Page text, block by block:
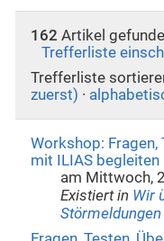
162 Artikel
Trefferliste
Trefferliste
zuerst) ·
Workshop: Fragen,
mit ILIAS begleiten
am Mittwoch,
Existiert in Wir
Störmeldungen